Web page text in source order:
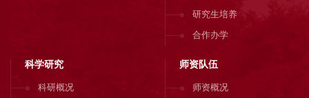
研究生培养
合作办学
科学研究
科研概况
师资队伍
师资概况